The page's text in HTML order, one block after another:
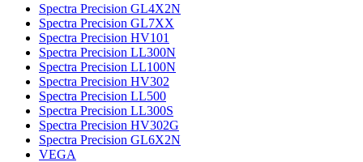
Spectra Precision GL4X2N
Spectra Precision GL7XX
Spectra Precision HV101
Spectra Precision LL300N
Spectra Precision LL100N
Spectra Precision HV302
Spectra Precision LL500
Spectra Precision LL300S
Spectra Precision HV302G
Spectra Precision GL6X2N
VEGA